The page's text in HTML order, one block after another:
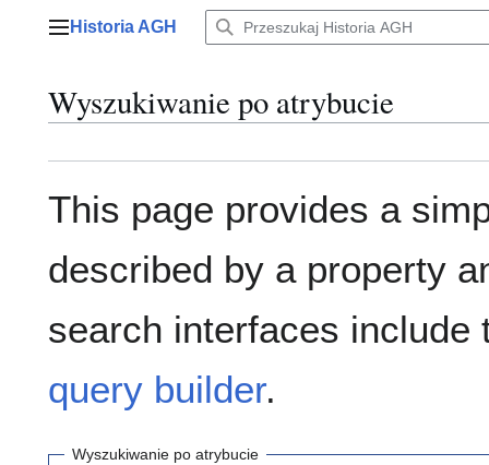
Menu główne
Historia AGH
Wyszukiwanie po atrybucie
This page provides a
described by a property
search interfaces include
query builder.
Wyszukiwanie po atrybucie